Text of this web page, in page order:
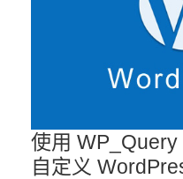
使用
自定义